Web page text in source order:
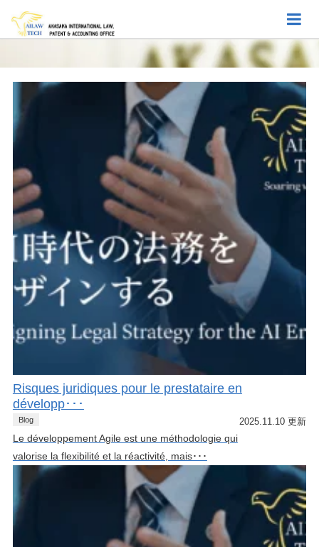
Risques juridiques pour le prestataire en
développ･･･
Blog 2025.11.10 更新
Le développement Agile est une méthodologie qui
valorise la flexibilité et la réactivité, mais･･･